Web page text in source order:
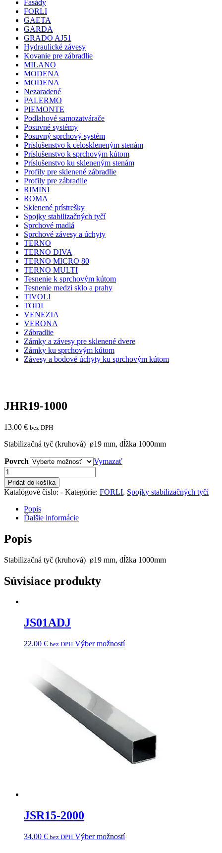
Fasády
FORLI
GAETA
GARDA
GRADO AJ51
Hydraulické závesy
Kovanie pre zábradlie
MILANO
MODENA
MODENA
Nezaradené
PALERMO
PIEMONTE
Podlahové samozatvárače
Posuvné systémy
Posuvný sprchový systém
Príslušenstvo k celoskleneným stenám
Príslušenstvo k sprchovým kútom
Príslušenstvo ku skleneným stenám
Profily pre sklenené zábradlie
Profily pre zábradlie
RIMINI
ROMA
Sklenené prístrešky
Spojky stabilizačných tyčí
Sprchové madlá
Sprchové závesy a úchyty
TERNO
TERNO DIVA
TERNO MICRO 80
TERNO MULTI
Tesnenie k sprchovým kútom
Tesnenie medzi sklo a prahy
TIVOLI
TODI
VENEZIA
VERONA
Zábradlie
Zámky a závesy pre sklenené dvere
Zámky ku sprchovým kútom
Závesy a bodové úchyty ku sprchovým kútom
JHR19-1000
13.00 € bez DPH
Stabilizačná tyč (kruhová) ø19 mm, dĺžka 1000mm
Povrch
Vymazať
množstvo
JHR19-
1000
Pridať do košíka
Katalógové číslo: - Kategórie: FORLI, Spojky stabilizačných tyčí
Popis
Ďalšie informácie
Popis
Stabilizačná tyč (kruhová) ø19 mm, dĺžka 1000mm
Súvisiace produkty
JS01ADJ
22.00 € bez DPH Výber možností
JSR15-2000
34.00 € bez DPH Výber možností